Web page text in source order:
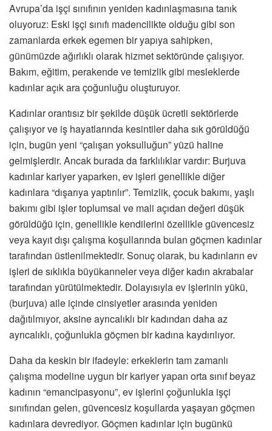
Avrupa’da işçi sınıfının yeniden kadınlaşmasına tanık
oluyoruz: Eski işçi sınıfı madencilikte olduğu gibi son
zamanlarda erkek egemen bir yapıya sahipken,
günümüzde ağırlıklı olarak hizmet sektöründe çalışıyor.
Bakım, eğitim, perakende ve temizlik gibi mesleklerde
kadınlar açık ara çoğunluğu oluşturuyor.
Kadınlar orantısız bir şekilde düşük ücretli sektörlerde
çalışıyor ve iş hayatlarında kesintiler daha sık görüldüğü
için, bugün yeni “çalışan yoksulluğun” yüzü haline
gelmişlerdir. Ancak burada da farklılıklar vardır: Burjuva
kadınlar kariyer yaparken, ev işleri genellikle diğer
kadınlara “dışarıya yaptırılır”. Temizlik, çocuk bakımı, yaşlı
bakımı gibi işler toplumsal ve mali açıdan değeri düşük
görüldüğü için, genellikle kendilerini özellikle güvencesiz
veya kayıt dışı çalışma koşullarında bulan göçmen kadınlar
tarafından üstlenilmektedir. Sonuç olarak, bu kadınların ev
işleri de sıklıkla büyükanneler veya diğer kadın akrabalar
tarafından yürütülmektedir. Dolayısıyla ev işlerinin yükü,
(burjuva) aile içinde cinsiyetler arasında yeniden
dağıtılmıyor, aksine ayrıcalıklı bir kadından daha az
ayrıcalıklı, çoğunlukla göçmen bir kadına kaydırılıyor.
Daha da keskin bir ifadeyle: erkeklerin tam zamanlı
çalışma modeline uygun bir kariyer yapan orta sınıf beyaz
kadının “emancipasyonu”, ev işlerini çoğunlukla işçi
sınıfından gelen, güvencesiz koşullarda yaşayan göçmen
kadınlara devrediyor. Göçmen kadınlar için bugünkü